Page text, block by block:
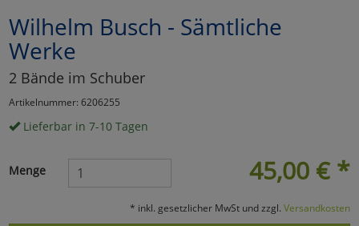
Wilhelm Busch - Sämtliche
Werke
2 Bände im Schuber
Artikelnummer: 6206255
Lieferbar in 7-10 Tagen
45,00 € *
Menge
* inkl. gesetzlicher MwSt und zzgl. Versandkosten
Marketing
Umfragetools
Cookies
Alle Akzeptieren
Einstellungen speichern
zurückzu Haupptseite